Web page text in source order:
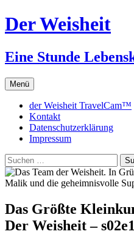
Zum
Inhalt
Der Weisheit
Eine Stunde
Menü
der Weisheit TravelCam™
Kontakt
Datenschutzerklärung
Impressum
Suchen
nach:
Das Größte
Der Weisheit –